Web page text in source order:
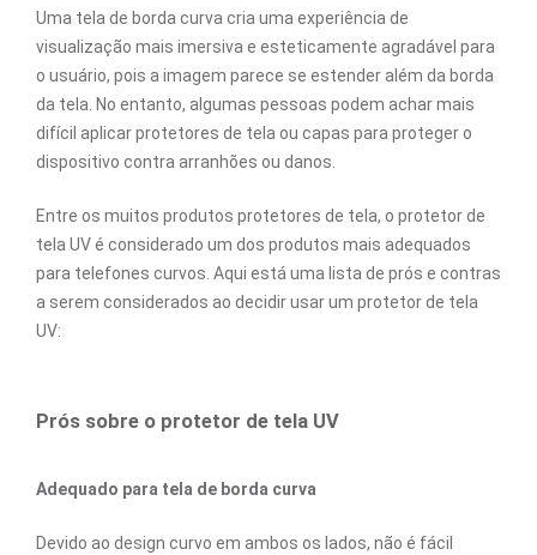
Uma tela de borda curva cria uma experiência de
visualização mais imersiva e esteticamente agradável para
o usuário, pois a imagem parece se estender além da borda
da tela. No entanto, algumas pessoas podem achar mais
difícil aplicar protetores de tela ou capas para proteger o
dispositivo contra arranhões ou danos.
Entre os muitos produtos protetores de tela, o protetor de
tela UV é considerado um dos produtos mais adequados
para telefones curvos. Aqui está uma lista de prós e contras
a serem considerados ao decidir usar um protetor de tela
UV:
Prós sobre o protetor de tela UV
Adequado para tela de borda curva
Devido ao design curvo em ambos os lados, não é fácil